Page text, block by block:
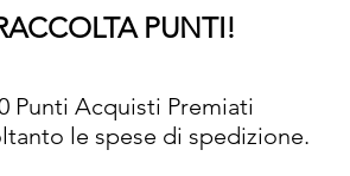
PUNTI!
Punti Acquisti Premiati
le spese di spedizione.